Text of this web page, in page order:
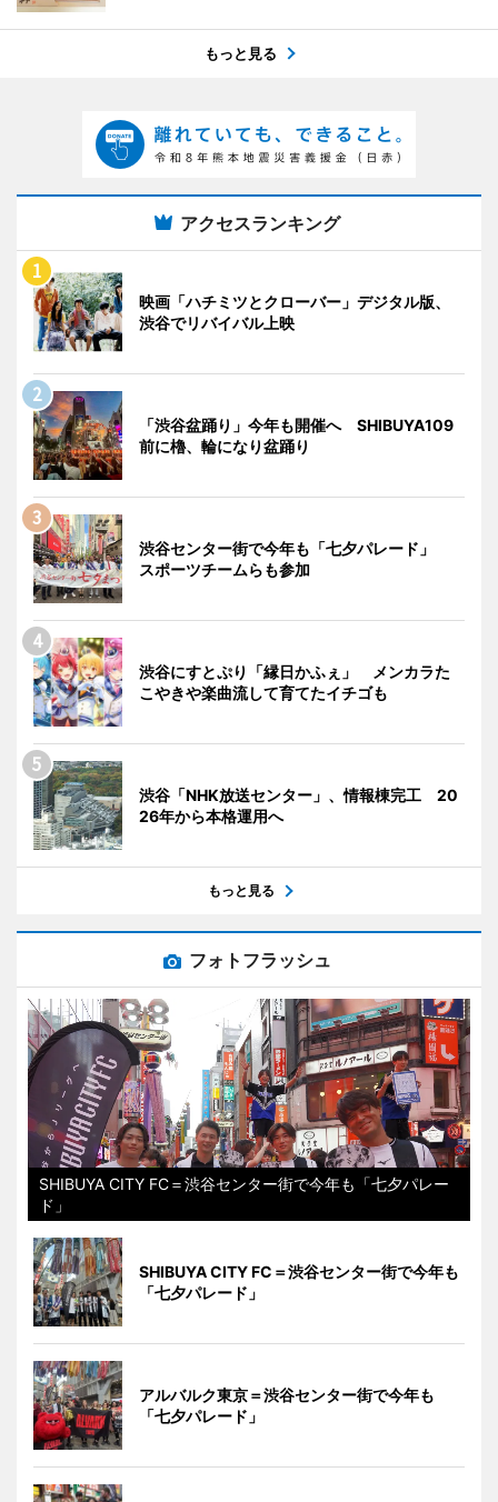
もっと見る
アクセスランキング
映画「ハチミツとクローバー」デジタル版、
渋谷でリバイバル上映
「渋谷盆踊り」今年も開催へ SHIBUYA109
前に櫓、輪になり盆踊り
渋谷センター街で今年も「七夕パレード」
スポーツチームらも参加
渋谷にすとぷり「縁日かふぇ」 メンカラた
こやきや楽曲流して育てたイチゴも
渋谷「NHK放送センター」、情報棟完工 20
26年から本格運用へ
もっと見る
フォトフラッシュ
SHIBUYA CITY FC＝渋谷センター街で今年も「七夕パレー
ド」
SHIBUYA CITY FC＝渋谷センター街で今年も
「七夕パレード」
アルバルク東京＝渋谷センター街で今年も
「七夕パレード」